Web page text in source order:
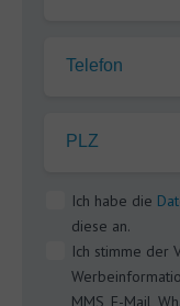
Telefon
PLZ
Ich habe die
diese an.
Ich stimme der
MMS, E-Mail,